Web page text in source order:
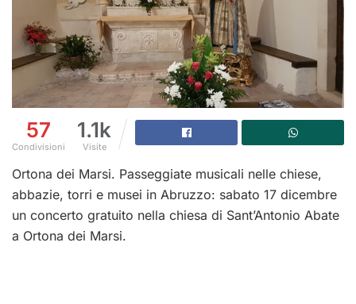
57
Condivisioni
1.1k
Visite
Ortona dei Marsi. Passeggiate musicali nelle chiese,
abbazie, torri e musei in Abruzzo: sabato 17 dicembre
un concerto gratuito nella chiesa di Sant’Antonio Abate
a Ortona dei Marsi.